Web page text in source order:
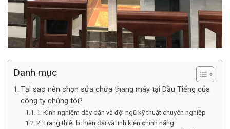
Danh mục
Tại sao nên chọn sửa chữa thang máy tại Dầu Tiếng của
công ty chúng tôi?
1. Kinh nghiệm dày dặn và đội ngũ kỹ thuật chuyên nghiệp
2. Trang thiết bị hiện đại và linh kiện chính hãng